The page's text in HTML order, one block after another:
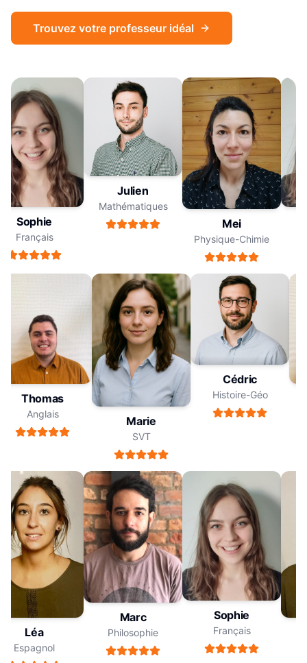
Sophie
Français
Julien
Mathématiques
Mei
Physique-Chimie
Thomas
Anglais
Marie
SVT
Cédric
Histoire-Géo
Léa
Espagnol
Marc
Philosophie
Sophie
Français
Trouvez votre professeur idéal